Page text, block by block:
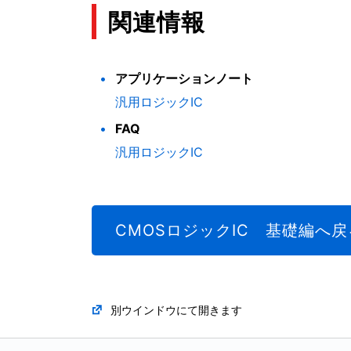
関連情報
アプリケーションノート
汎用ロジックIC
FAQ
汎用ロジックIC
CMOSロジックIC 基礎編へ戻
別ウインドウにて開きます